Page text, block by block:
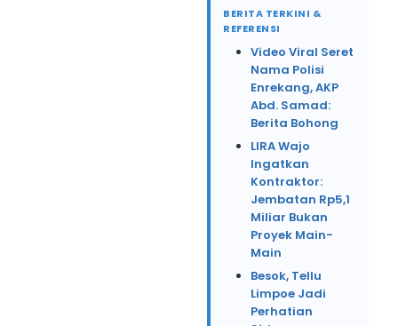
BERITA TERKINI &
REFERENSI
Video Viral Seret
Nama Polisi
Enrekang, AKP
Abd. Samad:
Berita Bohong
LIRA Wajo
Ingatkan
Kontraktor:
Jembatan Rp5,1
Miliar Bukan
Proyek Main-
Main
Besok, Tellu
Limpoe Jadi
Perhatian